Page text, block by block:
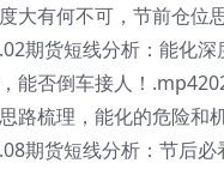
大有何不可，节前仓位
期货短线分析：能化深
能否倒车接人！
路梳理，能化的危险和
期货短线分析：节后必